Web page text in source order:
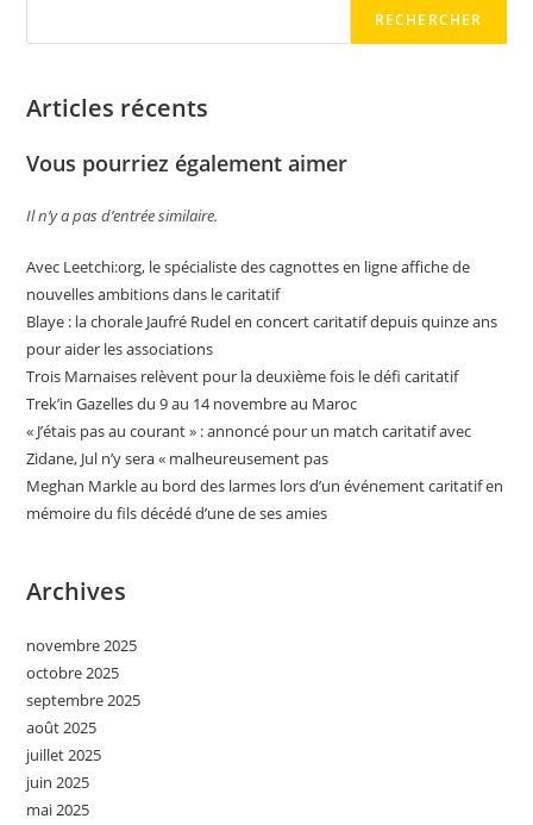
RECHERCHER
Articles récents
Vous pourriez également aimer
Il n’y a pas d’entrée similaire.
Avec Leetchi:org, le spécialiste des cagnottes en ligne affiche de
nouvelles ambitions dans le caritatif
Blaye : la chorale Jaufré Rudel en concert caritatif depuis quinze ans
pour aider les associations
Trois Marnaises relèvent pour la deuxième fois le défi caritatif
Trek’in Gazelles du 9 au 14 novembre au Maroc
« J’étais pas au courant » : annoncé pour un match caritatif avec
Zidane, Jul n’y sera « malheureusement pas
Meghan Markle au bord des larmes lors d’un événement caritatif en
mémoire du fils décédé d’une de ses amies
Archives
novembre 2025
octobre 2025
septembre 2025
août 2025
juillet 2025
juin 2025
mai 2025